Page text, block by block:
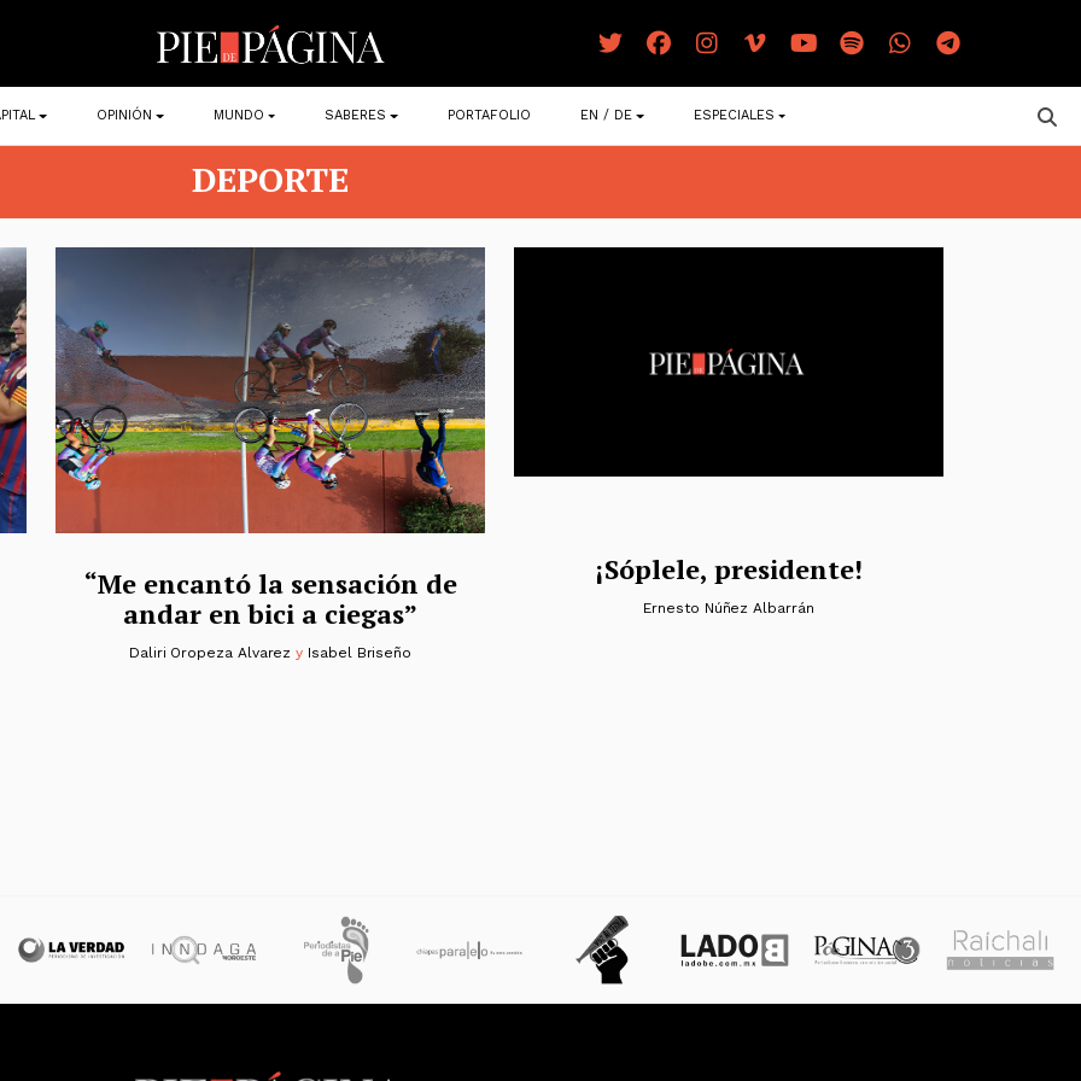
OPINIÓN MUNDO SABERES PORTAFOLIO EN / DE ESPECIALES
DEPORTE
“Me encantó la sensación de
andar en bici a ciegas”
Daliri Oropeza Alvarez y Isabel Briseño
¡Sóplele, presidente!
Ernesto Núñez Albarrán